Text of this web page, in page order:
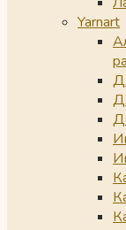
Yarnart